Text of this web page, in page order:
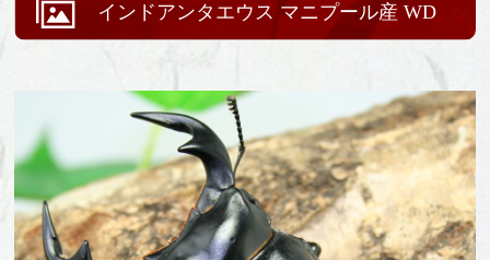
インドアンタエウス マニプール産 WD